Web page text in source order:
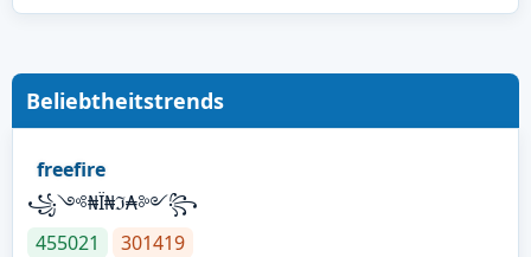
Beliebtheitstrends
freefire
꧁༺₦Ї₦ℑ₳༻꧂
455021
301419